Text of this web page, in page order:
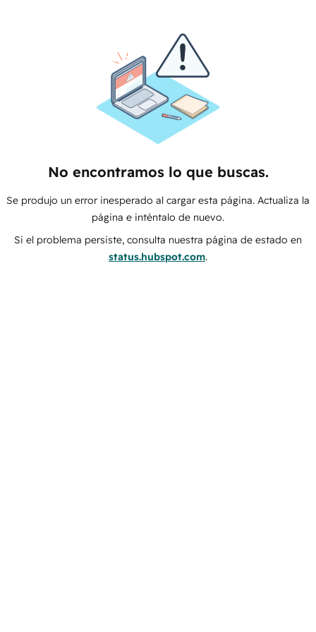
No encontramos lo que buscas.
Se produjo un error inesperado al cargar esta página. Actualiza la
página e inténtalo de nuevo.
Si el problema persiste, consulta nuestra página de estado en
status.hubspot.com.